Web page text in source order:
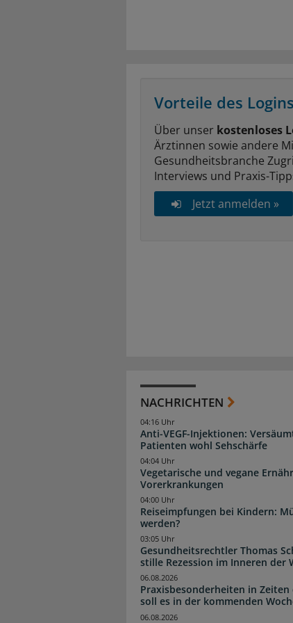
Vorteile des Logins
Über unser kostenloses
Ärztinnen sowie andere
Gesundheitsbranche
Interviews und Praxis-
Jetzt anmelden »
NACHRICHTEN
Anti-VEGF-Injektionen:
Patienten wohl Sehschärfe
04:16 Uhr
Vegetarische und vegane
Vorerkrankungen
04:04 Uhr
Reiseimpfungen bei Kindern:
werden?
04:00 Uhr
Gesundheitsrechtler Thomas
stille Rezession im Inneren der
03:05 Uhr
Praxisbesonderheiten in Zeiten
soll es in der kommenden
06.08.2026
06.08.2026